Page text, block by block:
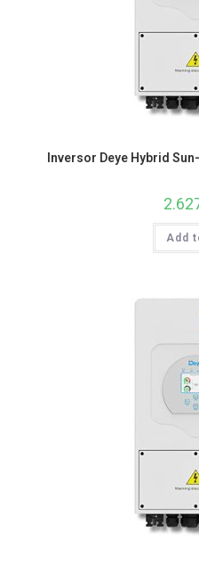
Inversor Deye Hybrid
Add